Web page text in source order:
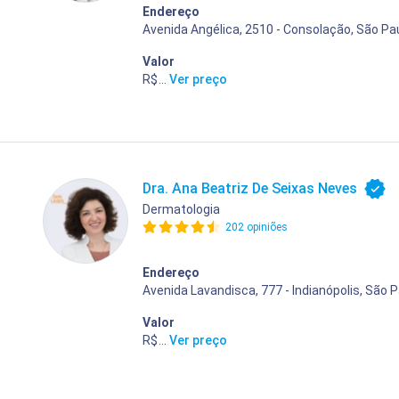
Endereço
Avenida Angélica, 2510 - Consolação, São
Valor
R$ 400,00
Ver preço
Dra. Ana Beatriz De Seixas Neves
Dermatologia
202 opiniões
Endereço
Avenida Lavandisca, 777 - Indianópolis, São
Valor
R$ 400,00
Ver preço